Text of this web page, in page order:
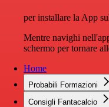
per installare la App
Mentre navighi
schermo per tornare
Home
Probabili Formazioni
Consigli Fantacalcio